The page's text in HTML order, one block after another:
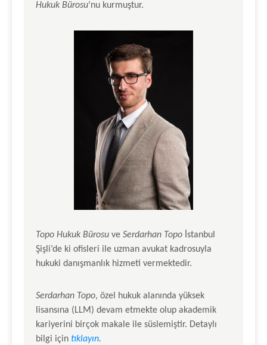
Hukuk Bürosu‘nu kurmuştur.
Topo Hukuk Bürosu ve Serdarhan Topo İstanbul
Şişli’de ki ofisleri ile uzman avukat kadrosuyla
hukuki danışmanlık hizmeti vermektedir.
Serdarhan Topo, özel hukuk alanında yüksek
lisansına (LLM) devam etmekte olup akademik
kariyerini birçok makale ile süslemiştir. Detaylı
bilgi için tıklayın.